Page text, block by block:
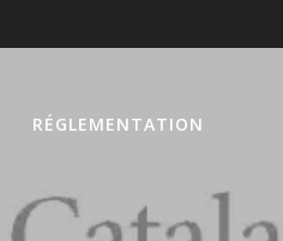
RÉGLEMENTATION